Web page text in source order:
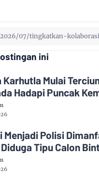
ini
Karhutla Mulai
Hadapi Puncak
Menjadi Polisi
Tipu Calon